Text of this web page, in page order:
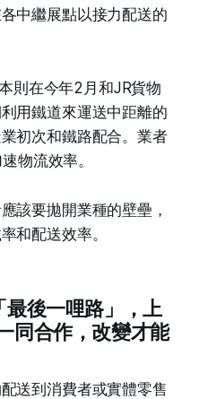
中繼展點以接力配送的
則在今年2月和JR貨物
用鐵道來運送中距離的
初次和鐵路配合。業者
物流效率。
該要拋開業種的壁壘，
和配送效率。
後一哩路」，上
同合作，改變才能
送到消費者或實體零售